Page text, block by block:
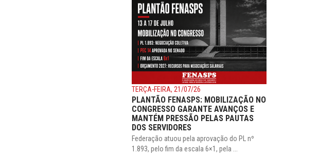
TERÇA-FEIRA, 21/07/26
PLANTÃO FENASPS: MOBILIZAÇÃO NO
CONGRESSO GARANTE AVANÇOS E
MANTÉM PRESSÃO PELAS PAUTAS
DOS SERVIDORES
Federação atuou pela aprovação do PL nº
1.893, pelo fim da escala 6×1, pela ...